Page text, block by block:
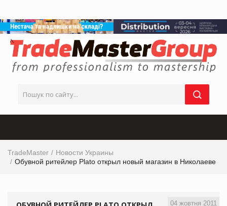
TradeMaster
Новости Украины
Обувной ритейлер Plato открыл новый магазин в Николаеве
04 жовтня 2011